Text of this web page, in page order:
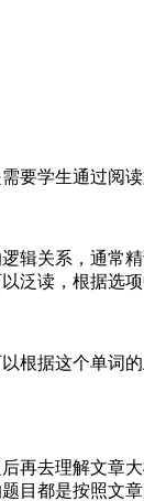
学生通过阅读
关系，通常
泛读，根据选
据这个单词
去理解文章
都是按照文